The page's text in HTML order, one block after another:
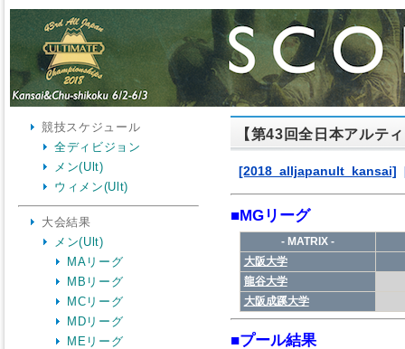
競技スケジュール
全ディビジョン
メン(Ult)
ウィメン(Ult)
大会結果
メン(Ult)
MAリーグ
MBリーグ
MCリーグ
MDリーグ
MEリーグ
【第43回全日本アルテ